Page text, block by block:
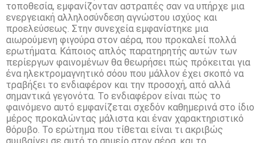
τοποθεσία, εμφανίζονταν αστραπές σαν να υπήρχε μια
ενεργειακή αλληλοσύνδεση αγνώστου ισχύος και
προελεύσεως. Στην συνεχεία εμφανίστηκε μια
αιωρούμενη φιγούρα στον αέρα, που προκαλεί πολλά
ερωτήματα. Κάποιος απλός παρατηρητής αυτών των
περίεργων φαινομένων θα θεωρήσει πώς πρόκειται για
ένα ηλεκτρομαγνητικό σόου που μάλλον έχει σκοπό να
τραβήξει το ενδιαφέρον και την προσοχή, από αλλά
σημαντικά γεγονότα. Το ενδιαφέρον είναι πώς το
φαινόμενο αυτό εμφανίζεται σχεδόν καθημερινά στο ίδιο
μέρος προκαλώντας μάλιστα και έναν χαρακτηριστικό
θόρυβο. Το ερώτημα που τίθεται είναι τι ακριβώς